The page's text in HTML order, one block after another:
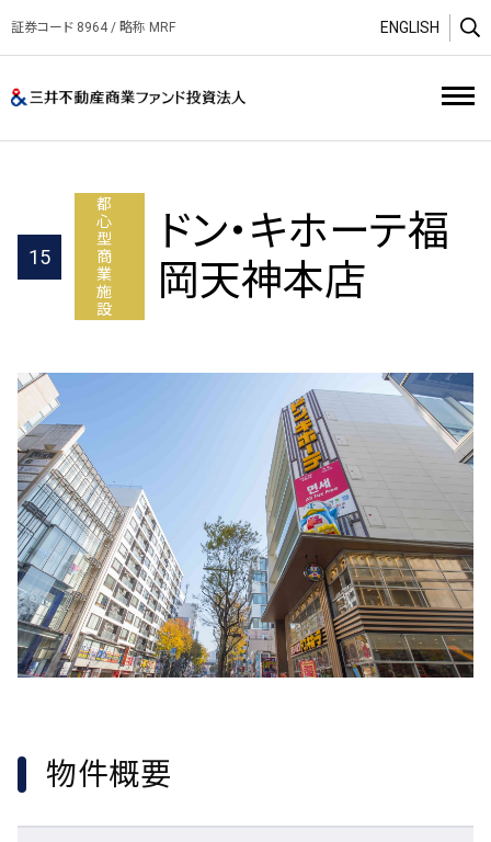
証券コード 8964 / 略称 MRF ENGLISH
15
都
心
型
商
業
施
設
ドン・キホーテ福
岡天神本店
物件概要